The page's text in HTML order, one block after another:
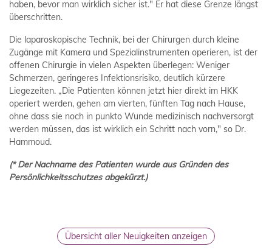
haben, bevor man wirklich sicher ist." Er hat diese Grenze längst
überschritten.
Die laparoskopische Technik, bei der Chirurgen durch kleine
Zugänge mit Kamera und Spezialinstrumenten operieren, ist der
offenen Chirurgie in vielen Aspekten überlegen: Weniger
Schmerzen, geringeres Infektionsrisiko, deutlich kürzere
Liegezeiten. „Die Patienten können jetzt hier direkt im HKK
operiert werden, gehen am vierten, fünften Tag nach Hause,
ohne dass sie noch in punkto Wunde medizinisch nachversorgt
werden müssen, das ist wirklich ein Schritt nach vorn," so Dr.
Hammoud.
(* Der Nachname des Patienten wurde aus Gründen des
Persönlichkeitsschutzes abgekürzt.)
Übersicht aller Neuigkeiten anzeigen